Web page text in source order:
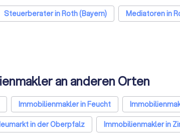
Steuerberater in Roth (Bayern) Mediatoren in
an anderen Orten
Immobilienmakler in Feucht
in der Oberpfalz Immobilienmakler in